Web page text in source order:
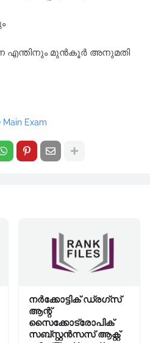
എന്തിനും മുൻകൂർ അനുമതി
Main Exam
നർക്കോട്ടിക്‌ ഡ്രഗ്സ്‌
ആന്റ്‌
സൈക്കോട്രോപിക്‌
സബ്സ്റ്റൻസസ്‌ ആക്റ്റ്‌